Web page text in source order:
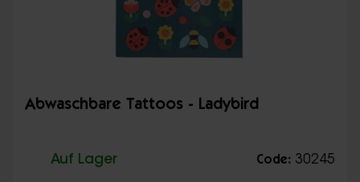
Abwaschbare Tattoos - Ladybird
Auf Lager Code: 30245